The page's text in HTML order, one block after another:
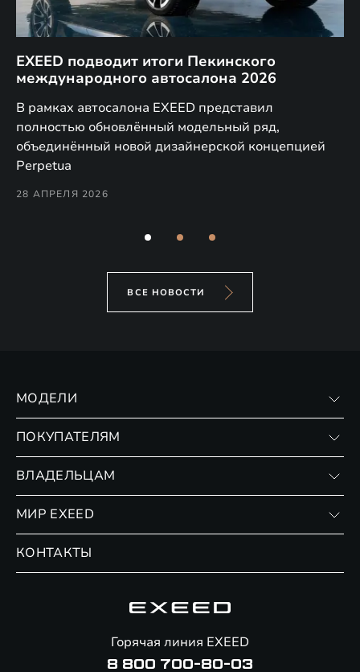
EXEED подводит итоги Пекинского
международного автосалона 2026
В рамках автосалона EXEED представил
полностью обновлённый модельный ряд,
объединённый новой дизайнерской концепцией
Perpetua
28 АПРЕЛЯ 2026
ВСЕ НОВОСТИ
МОДЕЛИ
ПОКУПАТЕЛЯМ
Страхование
ВЛАДЕЛЬЦАМ
Сервис
Помощь на дорогах
МИР EXEED
КОНТАКТЫ
Горячая линия EXEED
8 800 700-80-03